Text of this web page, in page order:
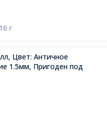
16 г
Цвет: Античное
1.5мм, Пригоден под